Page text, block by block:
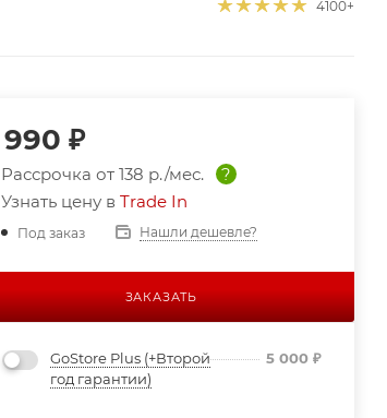
4100+
990 ₽
Рассрочка от 138 р./мес.
?
Узнать цену в Trade In
Под заказ Нашли дешевле?
ЗАКАЗАТЬ
GoStore Plus (+Второй
год гарантии)
5 000₽